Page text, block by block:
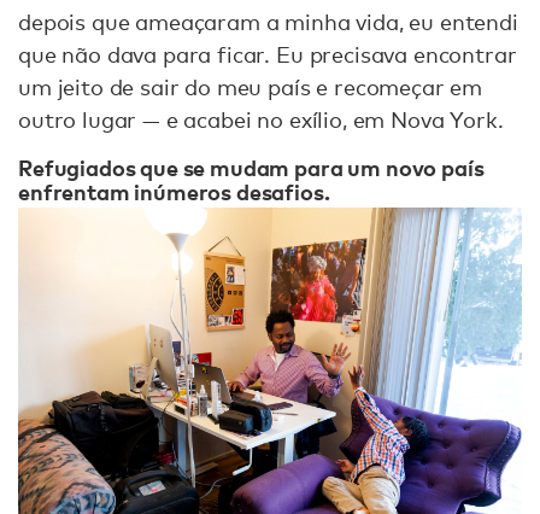
depois que ameaçaram a minha vida, eu entendi
que não dava para ficar. Eu precisava encontrar
um jeito de sair do meu país e recomeçar em
outro lugar — e acabei no exílio, em Nova York.
Refugiados que se mudam para um novo país
enfrentam inúmeros desafios.